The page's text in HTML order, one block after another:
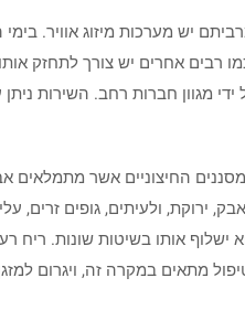
יש מערכות מיזוג אוויר.
אחרים יש צורך לתחזק אותו,
מגוון חברות רחב. השירות
החיצוניים אשר מתמלאים
ירוקת, ולעיתים, גופים זרים,
ישלוף אותו בשיטות שונות.
מתאים במקרה זה, ויגרום